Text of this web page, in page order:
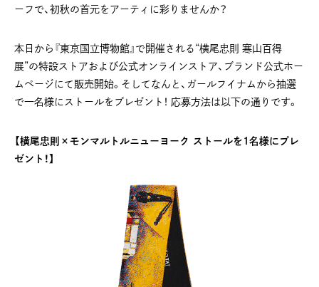
ーフで、初秋の首元をアーティに彩りませんか？
本日から『東京国立博物館』で開催される“横尾忠則 寒山百得
展”の特設ストアおよび公式オンラインストア、ブランド公式ホー
ムページにて販売開始。そしてなんと、ガールフイナムから抽選
で一名様にストールをプレゼント！ 応募方法は以下の通りです。
【横尾忠則×モンマルトルニューヨーク ストールを1名様にプレ
ゼント！】